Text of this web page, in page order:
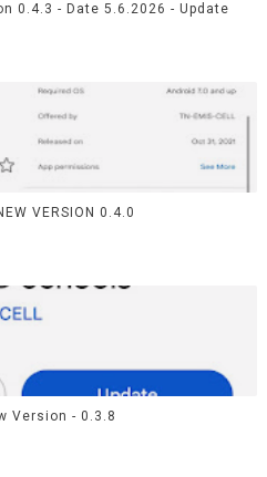
0.4.3 - Date 5.6.2026 - Update
VERSION 0.4.0
Version - 0.3.8